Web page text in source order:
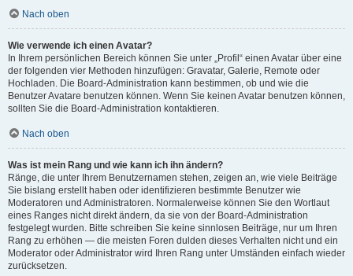
Nach oben
Wie verwende ich einen Avatar?
In Ihrem persönlichen Bereich können Sie unter „Profil“ einen Avatar über eine
der folgenden vier Methoden hinzufügen: Gravatar, Galerie, Remote oder
Hochladen. Die Board-Administration kann bestimmen, ob und wie die
Benutzer Avatare benutzen können. Wenn Sie keinen Avatar benutzen können,
sollten Sie die Board-Administration kontaktieren.
Nach oben
Was ist mein Rang und wie kann ich ihn ändern?
Ränge, die unter Ihrem Benutzernamen stehen, zeigen an, wie viele Beiträge
Sie bislang erstellt haben oder identifizieren bestimmte Benutzer wie
Moderatoren und Administratoren. Normalerweise können Sie den Wortlaut
eines Ranges nicht direkt ändern, da sie von der Board-Administration
festgelegt wurden. Bitte schreiben Sie keine sinnlosen Beiträge, nur um Ihren
Rang zu erhöhen — die meisten Foren dulden dieses Verhalten nicht und ein
Moderator oder Administrator wird Ihren Rang unter Umständen einfach wieder
zurücksetzen.